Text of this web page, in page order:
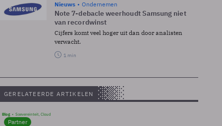
Nieuws Ondernemen
Note 7-debacle weerhoudt Samsung niet
van recordwinst
Cijfers komt veel hoger uit dan door analisten
verwacht.
1 min
GERELATEERDE ARTIKELEN
Blog Soevereinteit, Cloud
Partner